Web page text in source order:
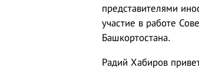
представителями
участие в работе
Башкортостана.
Радий Хабиров